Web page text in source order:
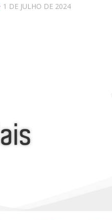
· 1 DE JULHO DE 2024